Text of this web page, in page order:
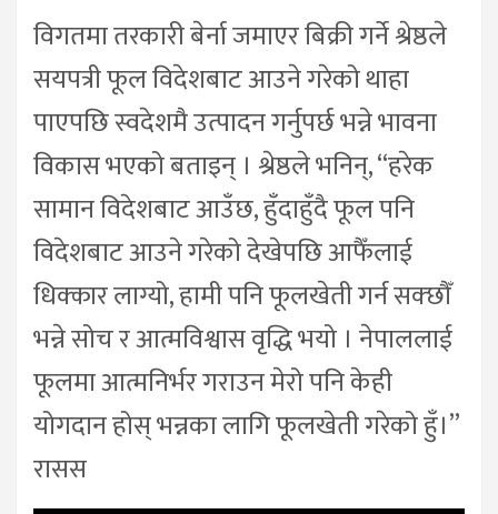
विगतमा तरकारी बेर्ना जमाएर बिक्री गर्ने श्रेष्ठले
सयपत्री फूल विदेशबाट आउने गरेको थाहा
पाएपछि स्वदेशमै उत्पादन गर्नुपर्छ भन्ने भावना
विकास भएको बताइन् । श्रेष्ठले भनिन्, “हरेक
सामान विदेशबाट आउँछ, हुँदाहुँदै फूल पनि
विदेशबाट आउने गरेको देखेपछि आफैँलाई
धिक्कार लाग्यो, हामी पनि फूलखेती गर्न सक्छौँ
भन्ने सोच र आत्मविश्वास वृद्धि भयो । नेपाललाई
फूलमा आत्मनिर्भर गराउन मेरो पनि केही
योगदान होस् भन्नका लागि फूलखेती गरेको हुँ।”
रासस